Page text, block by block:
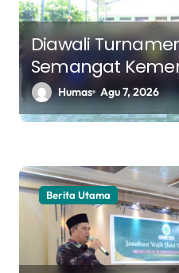
o
s Diawali
Semangat
Kemenag Medan
Kebersamaan
Humas Agu 7, 2026
Berita Utama